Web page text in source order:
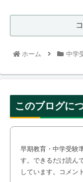
ホーム 中学
このブログに
早期教育・中学受験
す。できるだけ読ん
しています。コメン